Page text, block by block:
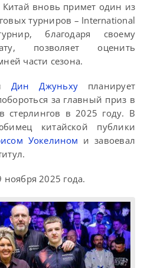
вновь примет один из
турниров – International
благодаря своему
позволяет оценить
части сезона.
Дин Джуньху планирует
за главный приз в
стерлингов в 2025 году. В
китайской публики
Уокелином и завоевал
2025 года.